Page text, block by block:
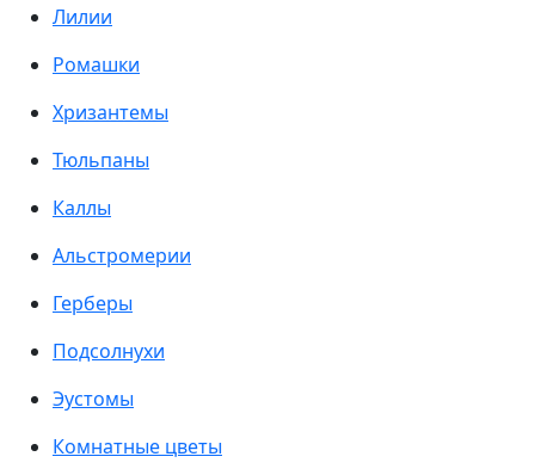
Лилии
Ромашки
Хризантемы
Тюльпаны
Каллы
Альстромерии
Герберы
Подсолнухи
Эустомы
Комнатные цветы